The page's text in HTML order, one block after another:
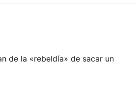
de la «rebeldía» de sacar un